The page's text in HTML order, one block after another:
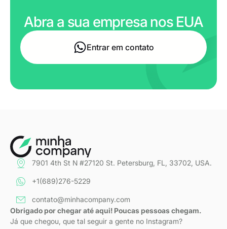
Abra a sua empresa nos EUA
Entrar em contato
7901 4th St N #27120 St. Petersburg, FL, 33702, USA.
+1(689)276-5229
contato@minhacompany.com
Obrigado por chegar até aqui! Poucas pessoas chegam.
Já que chegou, que tal seguir a gente no Instagram?